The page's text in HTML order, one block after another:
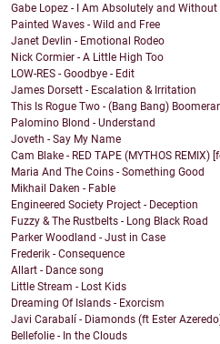
Gabe Lopez - I Am Absolutely and Without
Painted Waves - Wild and Free
Janet Devlin - Emotional Rodeo
Nick Cormier - A Little High Too
LOW-RES - Goodbye - Edit
James Dorsett - Escalation & Irritation
This Is Rogue Two - (Bang Bang)
Palomino Blond - Understand
Joveth - Say My Name
Cam Blake - RED TAPE (MYTHOS REMIX)
Maria And The Coins - Something Good
Mikhail Daken - Fable
Engineered Society Project - Deception
Fuzzy & The Rustbelts - Long Black Road
Parker Woodland - Just in Case
Frederik - Consequence
Allart - Dance song
Little Stream - Lost Kids
Dreaming Of Islands - Exorcism
Javi Carabalí - Diamonds (ft Ester
Bellefolie - In the Clouds